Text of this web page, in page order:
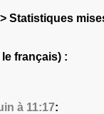
> Statistiques
français) :
à 11:17: